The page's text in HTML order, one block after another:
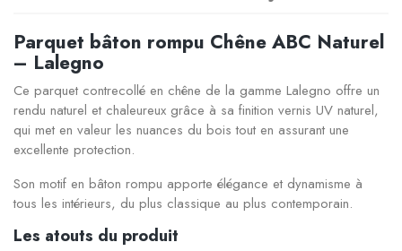
Parquet bâton rompu Chêne ABC Naturel
– Lalegno
Ce parquet contrecollé en chêne de la gamme Lalegno offre un
rendu naturel et chaleureux grâce à sa finition vernis UV naturel,
qui met en valeur les nuances du bois tout en assurant une
excellente protection.
Son motif en bâton rompu apporte élégance et dynamisme à
tous les intérieurs, du plus classique au plus contemporain.
Les atouts du produit